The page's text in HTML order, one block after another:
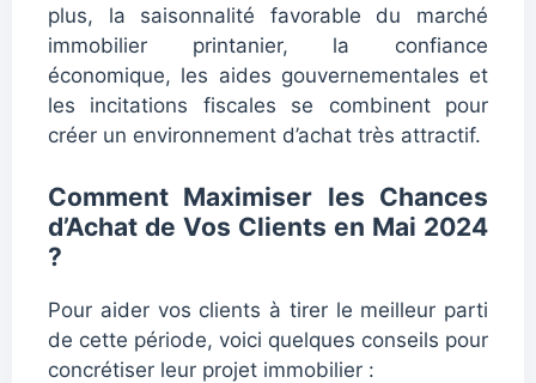
plus, la saisonnalité favorable du marché
immobilier printanier, la confiance
économique, les aides gouvernementales et
les incitations fiscales se combinent pour
créer un environnement d’achat très attractif.
Comment Maximiser les Chances
d’Achat de Vos Clients en Mai 2024
?
Pour aider vos clients à tirer le meilleur parti
de cette période, voici quelques conseils pour
concrétiser leur projet immobilier :